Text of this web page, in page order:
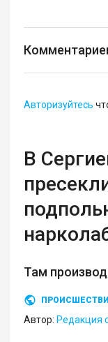
Авторизуйтесь
В
Там
Автор: Редакция